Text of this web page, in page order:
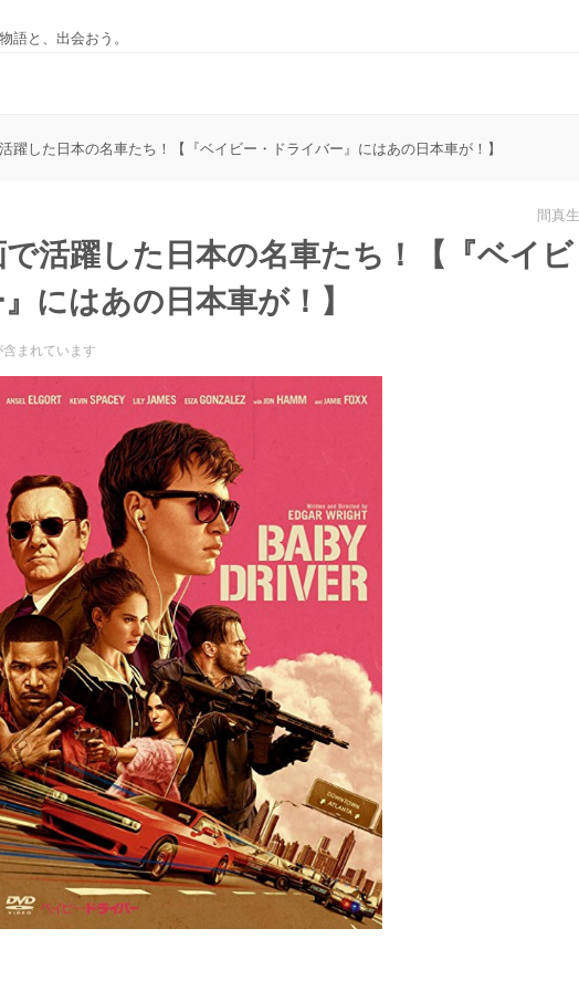
物語と、出会おう。
躍した日本の名車たち！【『ベイビー・ドライバー』にはあの日本車が！】
間真生
活躍した日本の名車たち！【『ベイビ
にはあの日本車が！】
まれています